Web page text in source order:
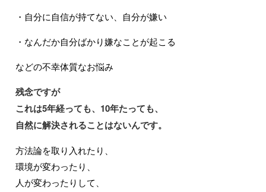
・自分に自信が持てない、自分が嫌い
・なんだか自分ばかり嫌なことが起こる
などの不幸体質なお悩み
残念ですが
これは5年経っても、10年たっても、
自然に解決されることはないんです。
方法論を取り入れたり、
環境が変わったり、
人が変わったりして、